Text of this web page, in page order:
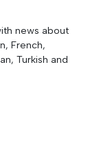
news about
French,
Turkish and